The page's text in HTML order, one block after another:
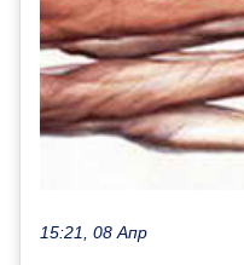
15:21, 08 Апр